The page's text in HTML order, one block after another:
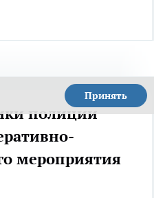
Принять
полиции
мероприятия